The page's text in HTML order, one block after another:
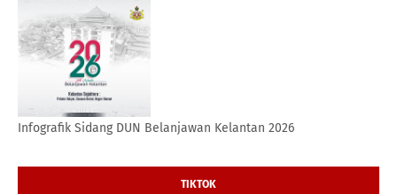
Infografik Sidang DUN Belanjawan Kelantan 2026
TIKTOK